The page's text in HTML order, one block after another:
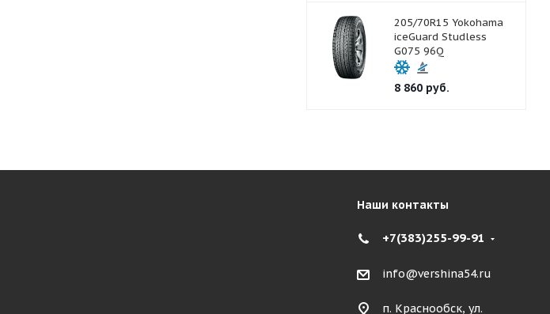
205/70R15 Yokohama
iceGuard Studless
G075 96Q
8 860руб.
Наши контакты
+7(383)255-99-91
info@vershina54.ru
п. Краснообск, ул.